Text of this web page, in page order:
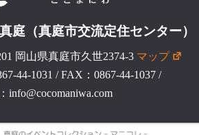
庭（真庭市交流定住センター）
岡山県真庭市久世2374-3 マップ
44-1031 /FAX：0867-44-1037/
info@cocomaniwa.com